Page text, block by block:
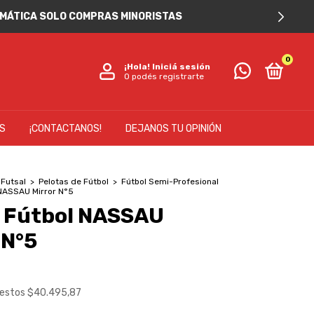
SOLO COMPRAS MINORISTAS
¡Hola! Iniciá sesión
O podés registrarte
0
¡CONTACTANOS! DEJANOS TU OPINIÓN
> Pelotas de Fútbol > Fútbol Semi-Profesional
Mirror N°5
NASSAU
$40.495,87